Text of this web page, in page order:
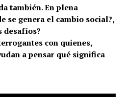
también. En plena
se genera el cambio social?,
desafíos?
con quienes,
a pensar qué significa